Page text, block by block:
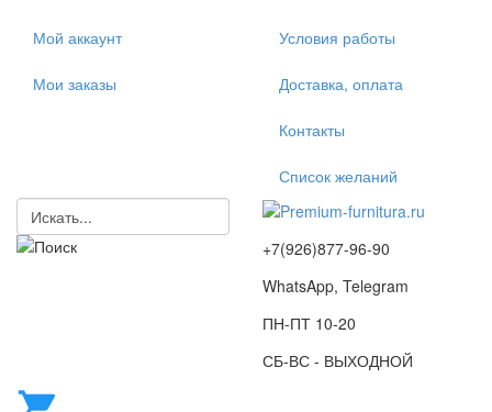
Мой аккаунт
Мои заказы
Условия работы
Доставка, оплата
Контакты
Список желаний
+7(926)877-96-90
WhatsApp, Telegram
ПН-ПТ 10-20
СБ-ВС - ВЫХОДНОЙ